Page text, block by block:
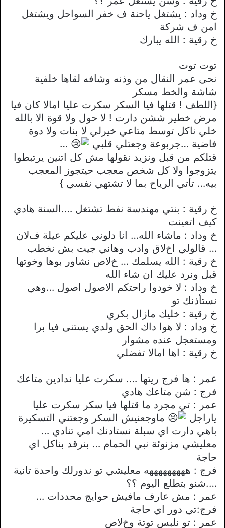
خ وداد : يشتغل ياحنة ف خفر السواحل ويشتغل
امن ف شركة
خ رقية : الله يبارك
توت توت
نحى عمر النقال من وذنه وشافه لقاها خلفية
شاشة والخط مسكر
{اللطف ! قتلها فيا السكر سكرت عليا اماﻻ كان فيا
مرض خطير ششن دارت ! ﻻ حول وﻻ قوة الا بالله
خلي ناكل توسط متاعي خيرلي ﻻ بنات وﻻ دوة
فاضية …جربوعة وجعتلي قلبي
…
قتلكم من قبل ونزيد نقولها مش كل اتنين يرتبطوا
يتزوجوا وﻻ كل شخص معجب حيتجوز المعجب
بيه… تأتي الرياح بما ﻻ تشتهي نفسي }
خ رقية : بنتي مهندسة نفط تشتغل ….السنة هادي
كيف اتعينت
خ وداد : ماشاء الله… انا دلوني عليكم عيلة فﻻن
… قالولي اخﻻق وادب وهاني جيت بش نخطب
خ رقية : الله يسلمك … خﻻص نشاور بوها وخوتها
قبل ونرد عليك ان شاء الله
خ وداد : ﻻ خودوا راحتكم اﻻصول اصول …وهي
نستأذنك تو
خ رقية : خليك مازال بكري
خ وداد : ﻻ هوا داك الحق ولدي يستنى فيا برا
ومستعجل عنده مشوار
خ رقية : اها اماﻻ تفضلي
عمر : ها فرج ريتها …. سكرت عليا ندادين متاعك
فرج : شن متاعك هادي
عمر : تي مجرد ما قتلها فيا سكر سكرت عليا
ياراجل
ماوجعنيش السكر وجعتني التسكيرة
باهي دارت اي سبلة نستادنك امي تنادي …
معليشي مزنوئة نبي الحمام … بنرقد بناكل اي
حاجة
فرج : هههههههههه معليشي تو ندورلك واحدة تانية
….شنو بتطلع اليوم ؟؟
عمر : مش عارف مافيش حوايج محددات …
فرج:تي دور اي حاجة
عمر : تو نلبس توتة وخﻻص